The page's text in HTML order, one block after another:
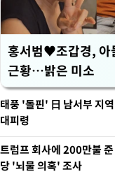
홍서범♥조갑경, 아
근황…밝은 미소
태풍 '돌핀' 日 남서부 지
대피령
트럼프 회사에 200만불
당 '뇌물 의혹' 조사